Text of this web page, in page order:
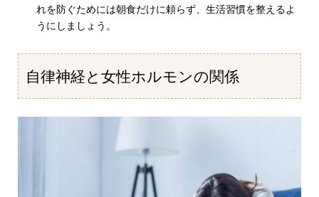
れを防ぐためには朝食だけに頼らず、生活習慣を整えるよ
うにしましょう。
自律神経と女性ホルモンの関係